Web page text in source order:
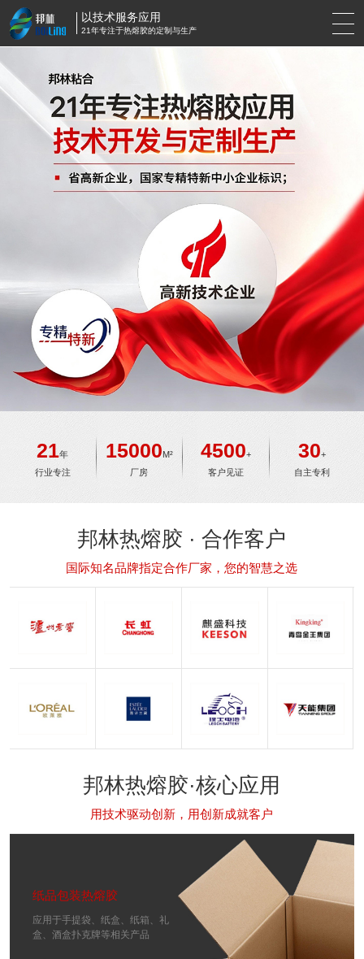
以技术服务应用
21年专注于热熔胶的定制与生产
15000M²
厂房
4500+
客户见证
30
自主专利
邦林热熔胶 · 合作客户
国际知名品牌指定合作厂家，您的智慧之选
邦林热熔胶·核心应用
用技术驱动创新，用创新成就客户
纸品包装热熔胶
应用于手提袋、纸盒、纸箱、礼
盒、酒盒扑克牌等相关产品